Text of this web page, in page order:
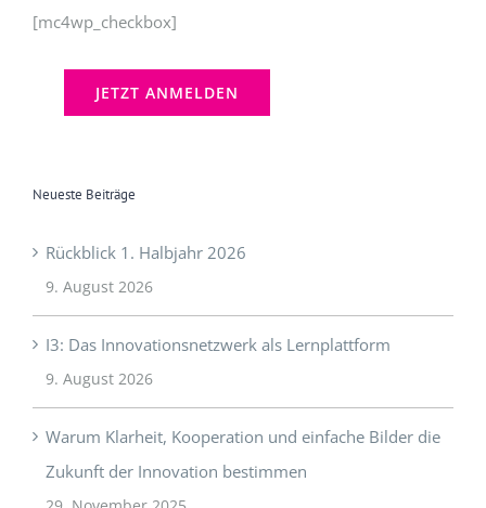
[mc4wp_checkbox]
Neueste Beiträge
Rückblick 1. Halbjahr 2026
9. August 2026
I3: Das Innovationsnetzwerk als Lernplattform
9. August 2026
Warum Klarheit, Kooperation und einfache Bilder die
Zukunft der Innovation bestimmen